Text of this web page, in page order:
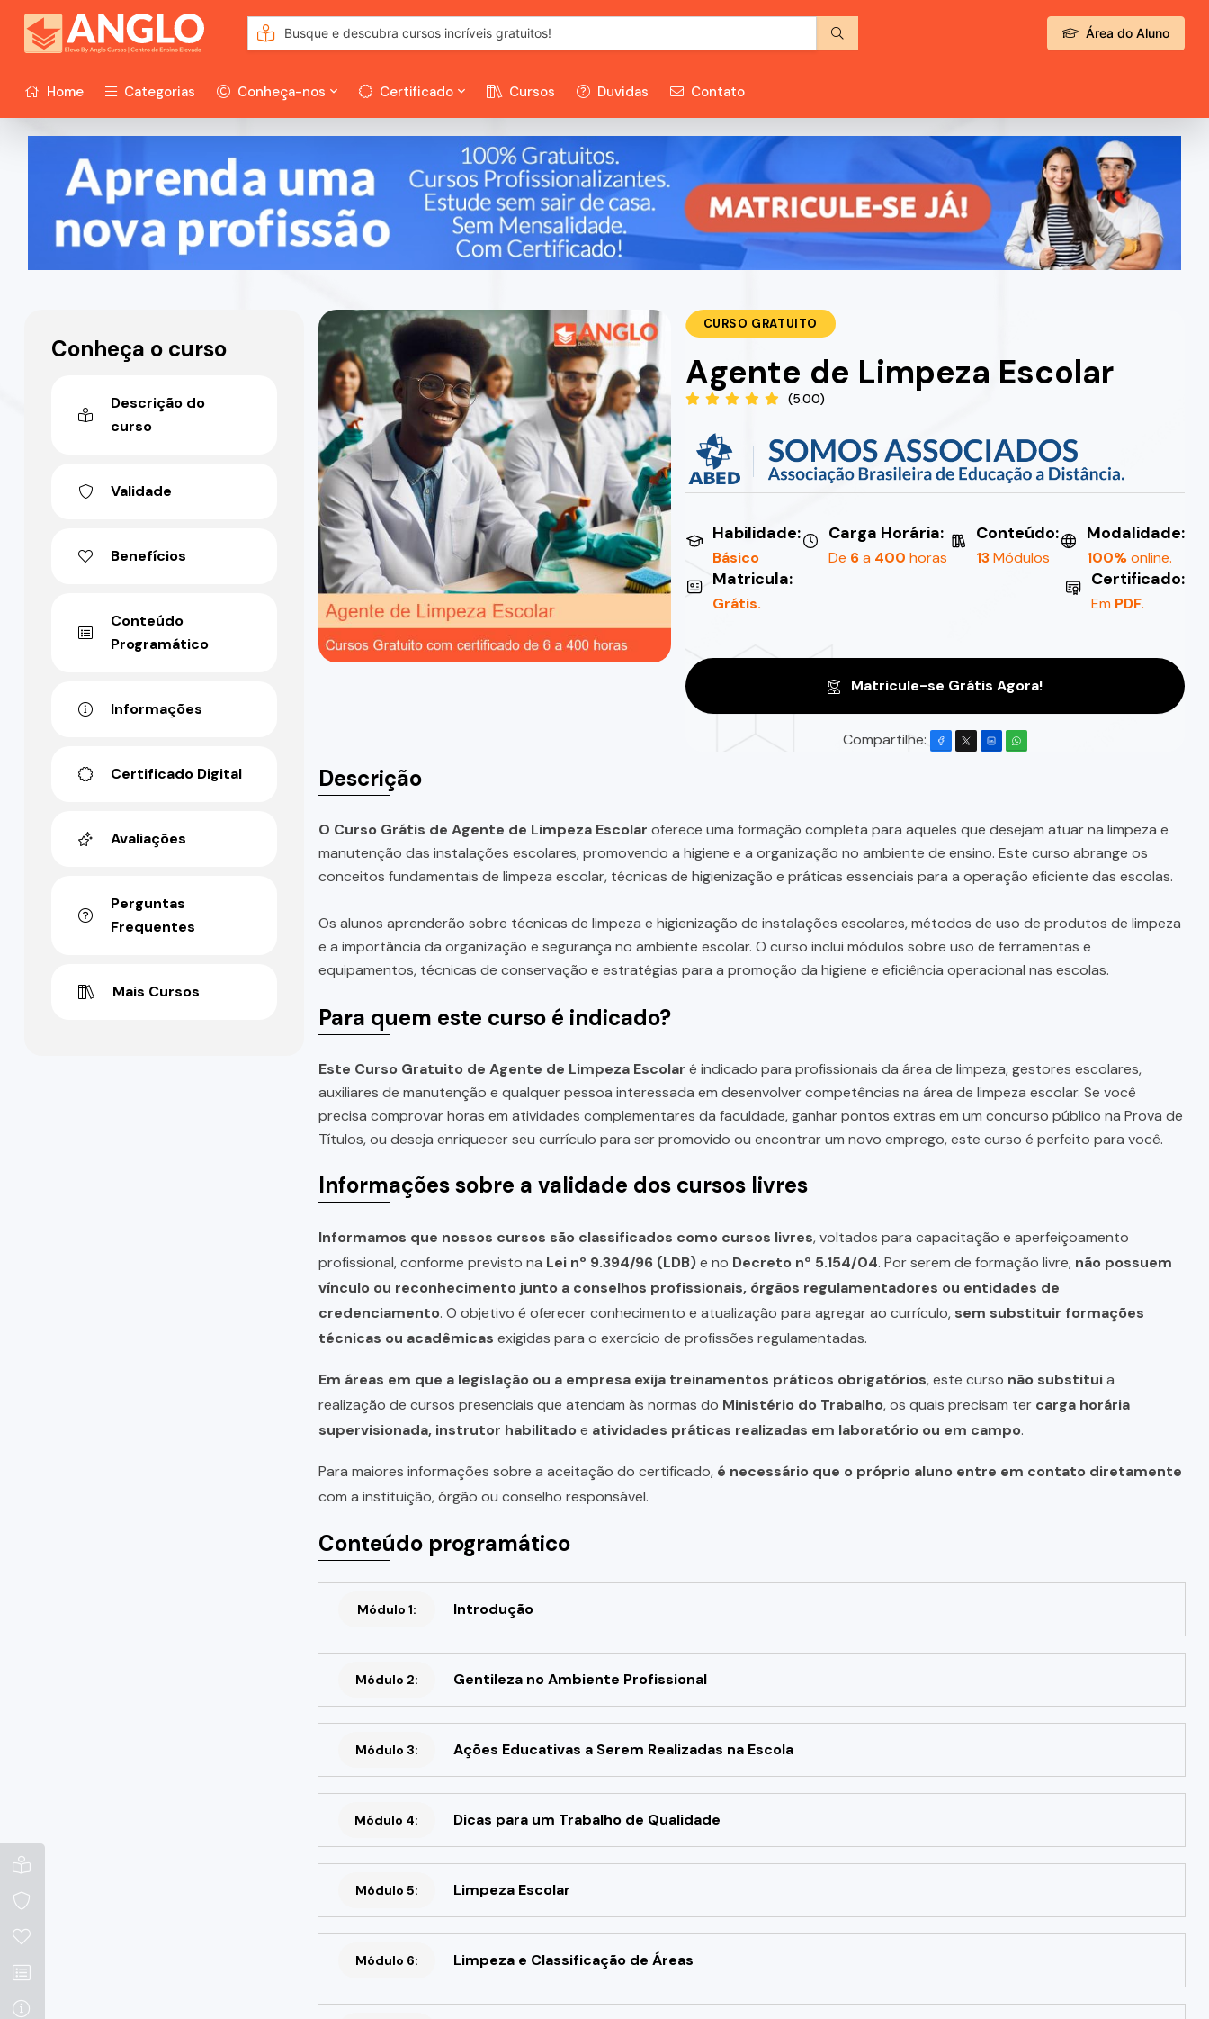
Área do Aluno
Home Categorias Conheça-nos Certificado Cursos Duvidas Contato
CURSO GRATUITO
Agente de Limpeza Escolar
(5.00)
Habilidade:
Básico
Carga Horária:
De 6a 400 horas
Conteúdo:
13Módulos
Modalidade:
100%online.
Matricula:
Grátis.
Certificado:
Em PDF.
Matricule-se Grátis Agora!
Compartilhe:
Descrição
O Curso Grátis de Agente de Limpeza Escolar oferece uma formação completa para aqueles que desejam atuar na limpeza e
manutenção das instalações escolares, promovendo a higiene e a organização no ambiente de ensino. Este curso abrange os
conceitos fundamentais de limpeza escolar, técnicas de higienização e práticas essenciais para a operação eficiente das escolas.
Os alunos aprenderão sobre técnicas de limpeza e higienização de instalações escolares, métodos de uso de produtos de limpeza
e a importância da organização e segurança no ambiente escolar. O curso inclui módulos sobre uso de ferramentas e
equipamentos, técnicas de conservação e estratégias para a promoção da higiene e eficiência operacional nas escolas.
Para quem este curso é indicado?
Este Curso Gratuito de Agente de Limpeza Escolar é indicado para profissionais da área de limpeza, gestores escolares,
auxiliares de manutenção e qualquer pessoa interessada em desenvolver competências na área de limpeza escolar. Se você
precisa comprovar horas em atividades complementares da faculdade, ganhar pontos extras em um concurso público na Prova de
Títulos, ou deseja enriquecer seu currículo para ser promovido ou encontrar um novo emprego, este curso é perfeito para você.
Informações sobre a validade dos cursos livres
Informamos que nossos cursos são classificados como cursos livres, voltados para capacitação e aperfeiçoamento
profissional, conforme previsto na Lei nº 9.394/96 (LDB)e no Decreto nº 5.154/04. Por serem de formação livre, não possuem
vínculo ou reconhecimento junto a conselhos profissionais, órgãos regulamentadores ou entidades de
credenciamento. O objetivo é oferecer conhecimento e atualização para agregar ao currículo, sem substituir formações
técnicas ou acadêmicas exigidas para o exercício de profissões regulamentadas.
Em áreas em que a legislação ou a empresa exija treinamentos práticos obrigatórios, este curso não substituia
realização de cursos presenciais que atendam às normas do Ministério do Trabalho, os quais precisam ter carga horária
supervisionada, instrutor habilitadoe atividades práticas realizadas em laboratório ou em campo.
Para maiores informações sobre a aceitação do certificado, é necessário que o próprio aluno entre em contato diretamente
com a instituição, órgão ou conselho responsável.
Conteúdo programático
Módulo 1: Introdução
Módulo 2: Gentileza no Ambiente Profissional
Módulo 3: Ações Educativas a Serem Realizadas na Escola
Módulo 4: Dicas para um Trabalho de Qualidade
Módulo 5: Limpeza Escolar
Módulo 6: Limpeza e Classificação de Áreas
Conheça o curso
Descrição do
curso
Validade
Benefícios
Conteúdo
Programático
Informações
Certificado Digital
Avaliações
Perguntas
Frequentes
Mais Cursos